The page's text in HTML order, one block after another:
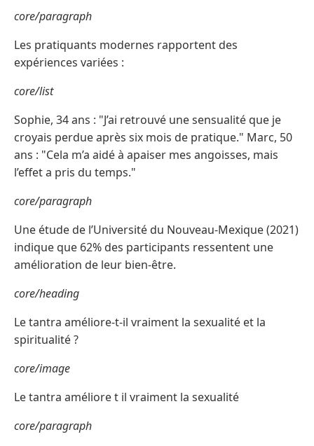
core/paragraph
Les pratiquants modernes rapportent des
expériences variées :
core/list
Sophie, 34 ans : "J’ai retrouvé une sensualité que je
croyais perdue après six mois de pratique." Marc, 50
ans : "Cela m’a aidé à apaiser mes angoisses, mais
l’effet a pris du temps."
core/paragraph
Une étude de l’Université du Nouveau-Mexique (2021)
indique que 62% des participants ressentent une
amélioration de leur bien-être.
core/heading
Le tantra améliore-t-il vraiment la sexualité et la
spiritualité ?
core/image
Le tantra améliore t il vraiment la sexualité
core/paragraph